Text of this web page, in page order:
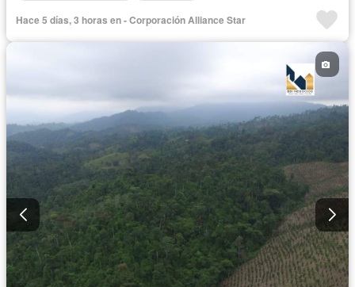
Hace 5 días, 3 horas en - Corporación Alliance Star